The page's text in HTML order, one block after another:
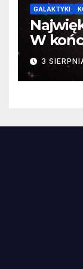
GALAKTYKI
W
3